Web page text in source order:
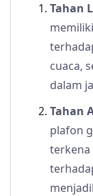
Tahan
cuaca,
dalam
Tahan
plafon
terkena